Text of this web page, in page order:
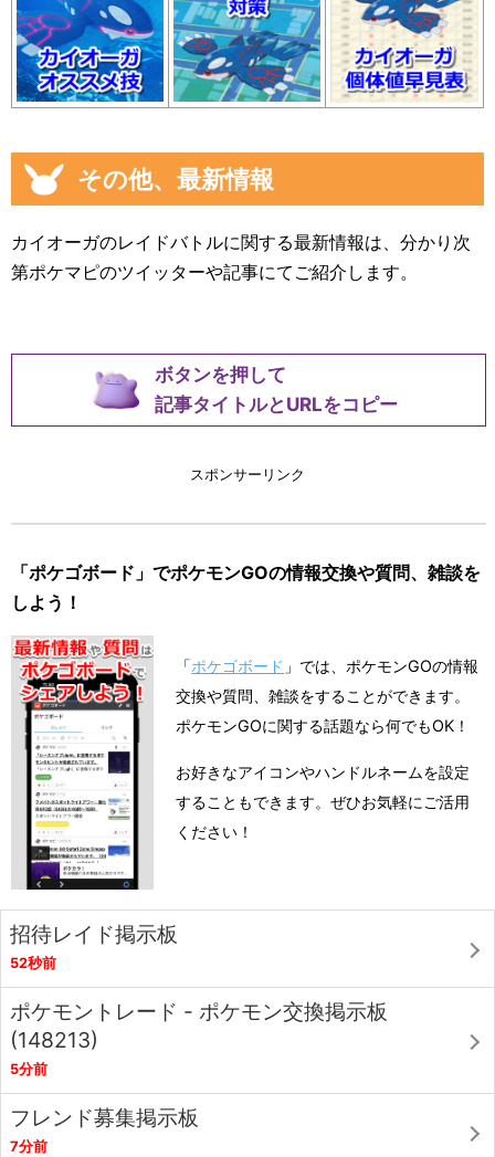
その他、最新情報
カイオーガのレイドバトルに関する最新情報は、分かり次
第ポケマピのツイッターや記事にてご紹介します。
ボタンを押して
記事タイトルとURLをコピー
スポンサーリンク
「ポケゴボード」でポケモンGOの情報交換や質問、雑談を
しよう！
「ポケゴボード 」では、ポケモンGOの情報
交換や質問、雑談をすることができます。
ポケモンGOに関する話題なら何でもOK！
お好きなアイコンやハンドルネームを設定
することもできます。ぜひお気軽にご活用
ください！
招待レイド掲示板
52秒前
ポケモントレード - ポケモン交換掲示板
(148213)
5分前
フレンド募集掲示板
7分前